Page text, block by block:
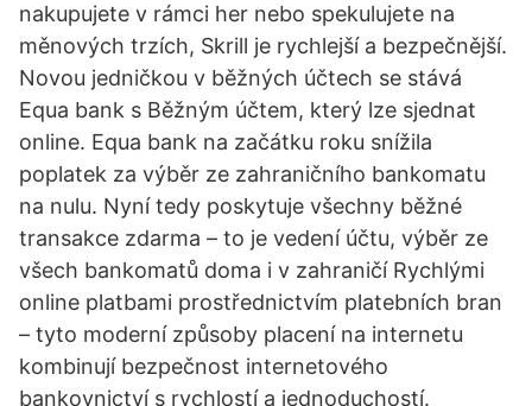
nakupujete v rámci her nebo spekulujete na
měnových trzích, Skrill je rychlejší a bezpečnější.
Novou jedničkou v běžných účtech se stává
Equa bank s Běžným účtem, který lze sjednat
online. Equa bank na začátku roku snížila
poplatek za výběr ze zahraničního bankomatu
na nulu. Nyní tedy poskytuje všechny běžné
transakce zdarma – to je vedení účtu, výběr ze
všech bankomatů doma i v zahraničí Rychlými
online platbami prostřednictvím platebních bran
– tyto moderní způsoby placení na internetu
kombinují bezpečnost internetového
bankovnictví s rychlostí a jednoduchostí.